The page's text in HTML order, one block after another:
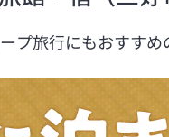
プ旅行にもおすす